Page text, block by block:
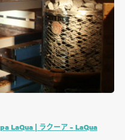
LaQua | ラクーア – LaQua